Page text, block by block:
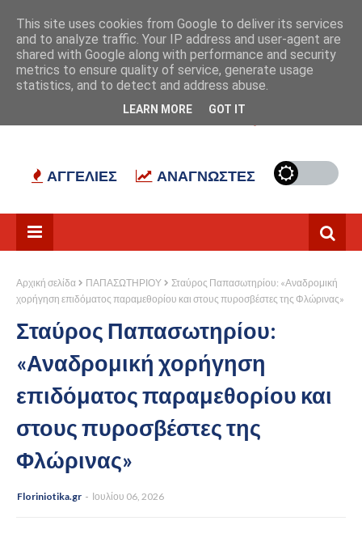
ΠΑΡΑΘΥΡΟ ΣΤΟ ΠΑΡΕΛΘΟΝ
ΑΓΓΕΛΙΕΣ ΑΝΑΓΝΩΣΤΕΣ
Αρχική σελίδα ΠΑΠΑΣΩΤΗΡΙΟΥ
Σταύρος Παπασωτηρίου: «Αναδρομική
χορήγηση επιδόματος παραμεθορίου και στους πυροσβέστες της Φλώρινας»
Σταύρος Παπασωτηρίου:
«Αναδρομική χορήγηση
επιδόματος παραμεθορίου και
στους πυροσβέστες της
Φλώρινας»
Floriniotika.gr Ιουλίου 06, 2026
This site uses cookies from Google to deliver its services
and to analyze traffic. Your IP address and user-agent are
shared with Google along with performance and security
metrics to ensure quality of service, generate usage
statistics, and to detect and address abuse.
LEARN MORE GOT IT